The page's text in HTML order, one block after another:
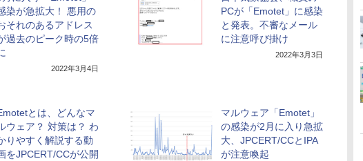
染が急拡大！ 悪用の
それのあるアドレス
過去のピーク時の5倍
2022年3月4日
PCが「Emotet」に感染
と発表。不審なメール
に注意呼び掛け
2022年3月3日
とは、どんなマ
ウェア？ 対策は？ わ
りやすく解説する動
をJPCERT/CCが公開
マルウェア「Emotet」
の感染が2月に入り急拡
大、JPCERT/CCとIPA
が注意喚起